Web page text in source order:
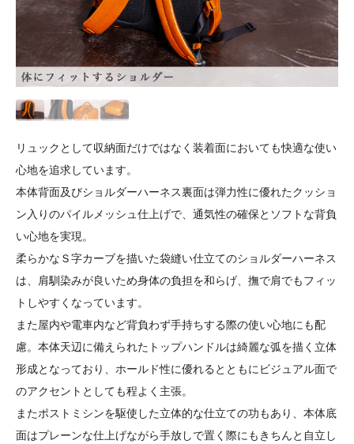
リュックとして収納面だけではなく装着面においても快適な使い
心地を追求しています。
本体背面及びショルダーハーネス裏面は弾力性に優れたクッショ
ン入りのパイルメッシュ仕上げで、通気性の確保とソフトな背負
い心地を実現。
柔らかなＳ字カーブを描いた袋縫い仕立てのショルダーハーネス
は、肩馴染みが良いため身体の負担を和らげ、撫で肩でもフィッ
トしやすくなっています。
また屋内や電車内など背負わず手持ちする際の使い心地にも配
慮。本体天辺に備えられたトップハンドルは綺麗な弧を描く立体
形成となっており、ホールド性に優れるとともにビジュアル面で
のアクセントとしても程よく主張。
またポストミシンを駆使した立体的な仕立ての功もあり、本体底
面はプレーンな仕上げながら手放しで置く際にもきちんと自立し